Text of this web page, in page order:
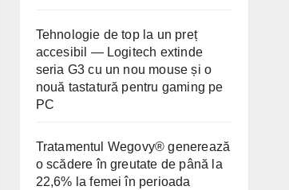
Tehnologie de top la un preț
accesibil — Logitech extinde
seria G3 cu un nou mouse și o
nouă tastatură pentru gaming pe
PC
Tratamentul Wegovy® generează
o scădere în greutate de până la
22,6% la femei în perioada